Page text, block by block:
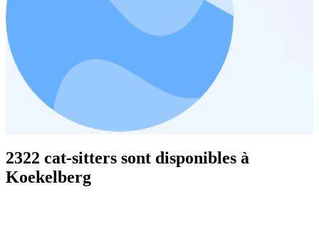
2322 cat-sitters sont disponibles à
Koekelberg